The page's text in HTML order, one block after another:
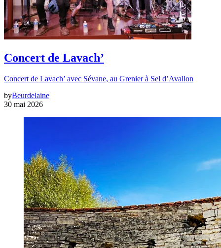
Concert de Lavach’
Concert de Lavach’ avec Sévane, au Grenier à Sel d’Avallon
byBeurdelaine
30 mai 2026